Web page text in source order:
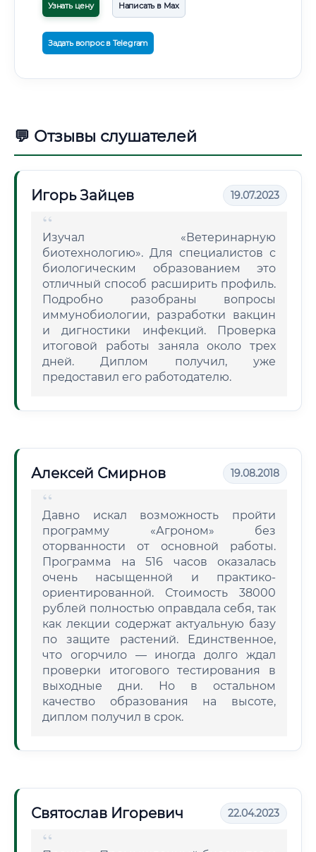
Узнать цену Написать в Max
Задать вопрос в Telegram
💬 Отзывы слушателей
Игорь Зайцев 19.07.2023
Изучал «Ветеринарную
биотехнологию». Для специалистов с
биологическим образованием это
отличный способ расширить профиль.
Подробно разобраны вопросы
иммунобиологии, разработки вакцин
и дигностики инфекций. Проверка
итоговой работы заняла около трех
дней. Диплом получил, уже
предоставил его работодателю.
Алексей Смирнов 19.08.2018
Давно искал возможность пройти
программу «Агроном» без
оторванности от основной работы.
Программа на 516 часов оказалась
очень насыщенной и практико-
ориентированной. Стоимость 38000
рублей полностью оправдала себя, так
как лекции содержат актуальную базу
по защите растений. Единственное,
что огорчило — иногда долго ждал
проверки итогового тестирования в
выходные дни. Но в остальном
качество образования на высоте,
диплом получил в срок.
Святослав Игоревич 22.04.2023